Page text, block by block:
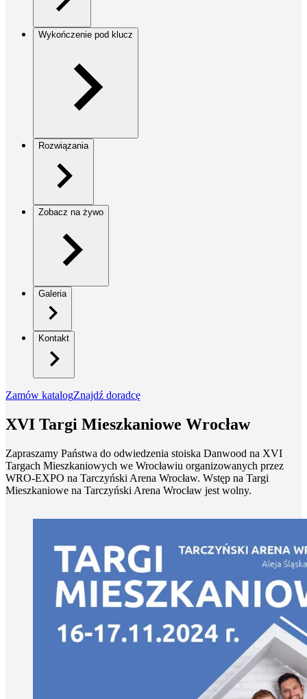
Wykończenie pod klucz
Rozwiązania
Zobacz na żywo
Galeria
Kontakt
Zamów katalogZnajdź doradcę
XVI Targi Mieszkaniowe Wrocław
Zapraszamy Państwa do odwiedzenia stoiska Danwood na XVI
Targach Mieszkaniowych we Wrocławiu organizowanych przez
WRO-EXPO na Tarczyński Arena Wrocław. Wstęp na Targi
Mieszkaniowe na Tarczyński Arena Wrocław jest wolny.